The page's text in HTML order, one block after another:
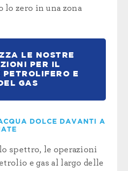
lo zero in una zona
LE NOSTRE
PER IL
PETROLIFERO E
DEL GAS
DOLCE DAVANTI A
spettro, le operazioni
e gas al largo delle